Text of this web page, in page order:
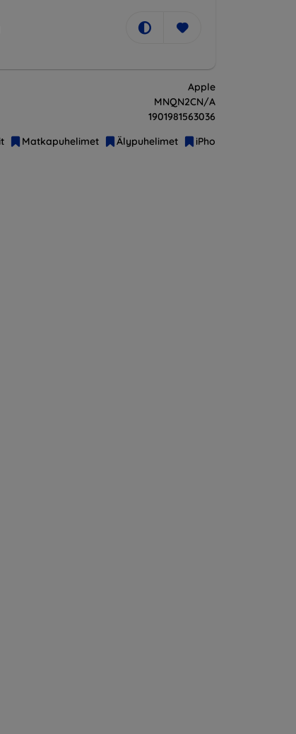
Apple
MNQN2CN/A
1901981563036
Matkapuhelimet Älypuhelimet iPhone